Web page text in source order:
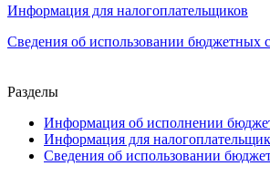
Информация для налогоплательщиков
Сведения об использовании бюджетных
Разделы
Информация об исполнении
Информация для
Сведения об использовании